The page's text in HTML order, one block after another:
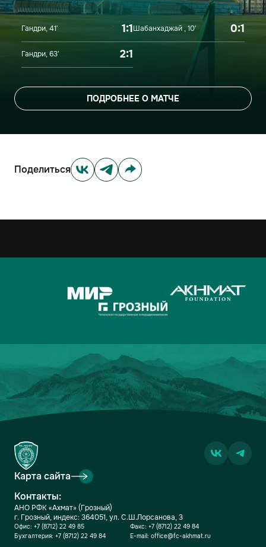
Гандри, 41′ 1:1
Гандри, 63′ 2:1
Шабанхаджай , 10′ 0:1
ПОДРОБНЕЕ О МАТЧЕ
Поделиться
Карта сайта
Контакты:
АНО РФК «Ахмат» (Грозный)
г. Грозный, индекс: 364051, ул. С.Ш.Лорсанова, 3
Офис: +7 (8712) 22 49 85
Бухгалтерия: +7 (8712) 22 49 84
Факс: +7 (8712) 22 49 84
E-mail: office@fc-akhmat.ru